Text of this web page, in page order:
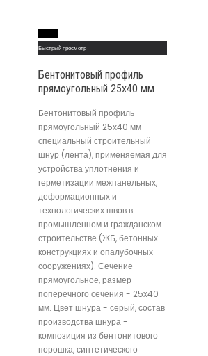
Быстрый просмотр
Бентонитовый профиль
прямоугольный 25х40 мм
Бентонитовый профиль
прямоугольный 25х40 мм -
специальный строительный
шнур (лента), применяемая для
устройства уплотнения и
герметизации межпанельных,
деформационных и
технологических швов в
промышленном и гражданском
строительстве (ЖБ, бетонных
конструкциях и опалубочных
сооружениях). Сечение -
прямоугольное, размер
поперечного сечения - 25x40
мм. Цвет шнура - серый, состав
производства шнура -
композиция из бентонитового
порошка, синтетического